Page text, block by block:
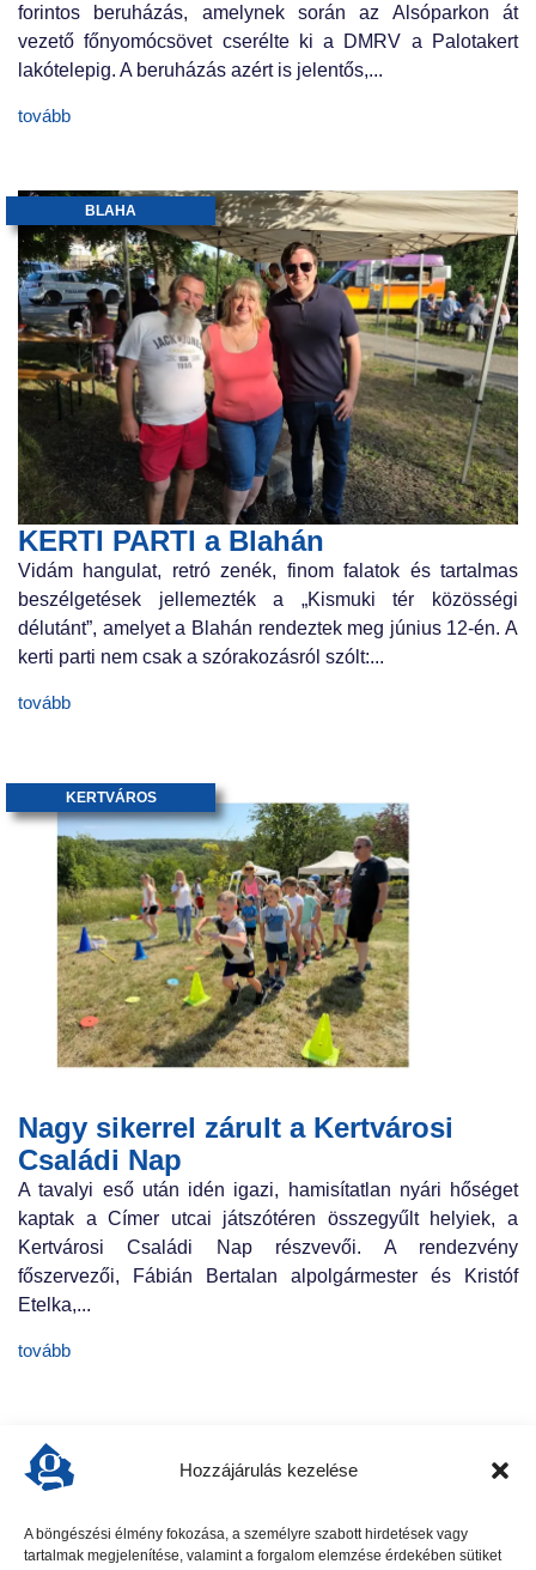
Hozzájárulás kezelése
A böngészési élmény fokozása, a személyre szabott hirdetések vagy
tartalmak megjelenítése, valamint a forgalom elemzése érdekében sütiket
forintos beruházás, amelynek során az Alsóparkon át
vezető főnyomócsövet cserélte ki a DMRV a Palotakert
lakótelepig. A beruházás azért is jelentős,...
tovább
KERTI PARTI a Blahán
BLAHA
Vidám hangulat, retró zenék, finom falatok és tartalmas
beszélgetések jellemezték a „Kismuki tér közösségi
délutánt”, amelyet a Blahán rendeztek meg június 12-én. A
kerti parti nem csak a szórakozásról szólt:...
tovább
Nagy sikerrel zárult a Kertvárosi
Családi Nap
KERTVÁROS
A tavalyi eső után idén igazi, hamisítatlan nyári hőséget
kaptak a Címer utcai játszótéren összegyűlt helyiek, a
Kertvárosi Családi Nap részvevői. A rendezvény
főszervezői, Fábián Bertalan alpolgármester és Kristóf
Etelka,...
tovább